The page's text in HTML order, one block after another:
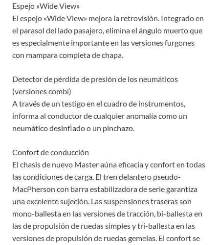
Espejo «Wide View»
El espejo «Wide View» mejora la retrovisión. Integrado en
el parasol del lado pasajero, elimina el ángulo muerto que
es especialmente importante en las versiones furgones
con mampara completa de chapa.
Detector de pérdida de presión de los neumáticos
(versiones combi)
A través de un testigo en el cuadro de instrumentos,
informa al conductor de cualquier anomalía como un
neumático desinflado o un pinchazo.
Confort de conducción
El chasis de nuevo Master aúna eficacia y confort en todas
las condiciones de carga. El tren delantero pseudo-
MacPherson con barra estabilizadora de serie garantiza
una excelente sujeción. Las suspensiones traseras son
mono-ballesta en las versiones de tracción, bi-ballesta en
las de propulsión de ruedas simples y tri-ballesta en las
versiones de propulsión de ruedas gemelas. El confort se